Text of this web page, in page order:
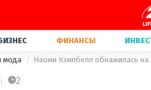
ФИНАНСЫ
мода Наоми Кэмпбелл обнажилась на
2